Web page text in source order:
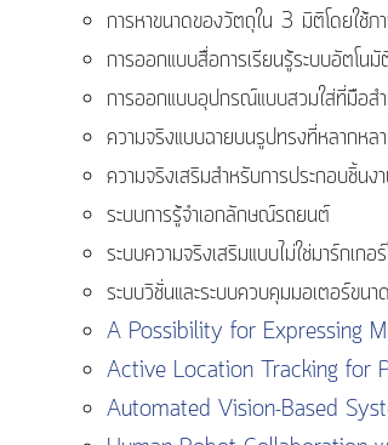
การหาขนาดของวัตถุใน 3 มิติโดยใช้ภ
การออกแบบสื่อการเรียนรู้ระบบอัตโน
การออกแบบอุปกรณ์แบบสวมใส่ที่มือส
ความจริงแบบฉายบนรูปทรงที่หลากหล
ความจริงเสริมสำหรับการประกอบชิ้น
ระบบการรู้จำเอกลักษณ์รถยนต์
ระบบความจริงเสริมแบบไม่ใช่มาร์กเ
ระบบวิชั่นและระบบควบคุมมอเตอร์ขน
A Possibility for Expressing
Active Location Tracking for
Automated Vision-Based